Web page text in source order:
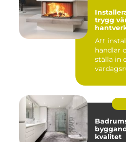
trygg
Att
handlar
ställa in
kvalitet